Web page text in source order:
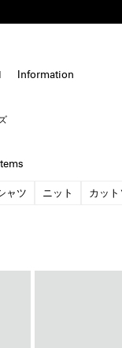
Information
Items
ャツ ニット カット